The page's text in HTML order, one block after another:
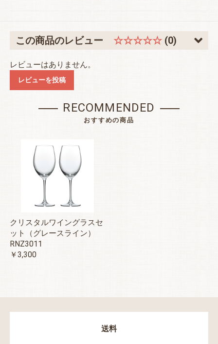
この商品のレビュー ☆☆☆☆☆ (0)
レビューはありません。
レビューを投稿
RECOMMENDED
おすすめの商品
クリスタルワイングラスセ
ット（グレースライン）
RNZ3011
￥3,300
送料